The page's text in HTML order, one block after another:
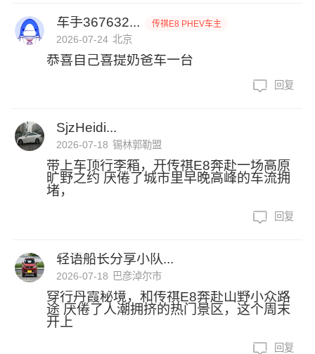
车手367632... 传祺E8 PHEV车主
2026-07-24 北京
恭喜自己喜提奶爸车一台
回复
SjzHeidi...
2026-07-18 锡林郭勒盟
带上车顶行李箱，开传祺E8奔赴一场高原
旷野之约 厌倦了城市里早晚高峰的车流拥
堵，
回复
轻语船长分享小队...
2026-07-18 巴彦淖尔市
穿行丹霞秘境，和传祺E8奔赴山野小众路
途 厌倦了人潮拥挤的热门景区，这个周末
开上
回复